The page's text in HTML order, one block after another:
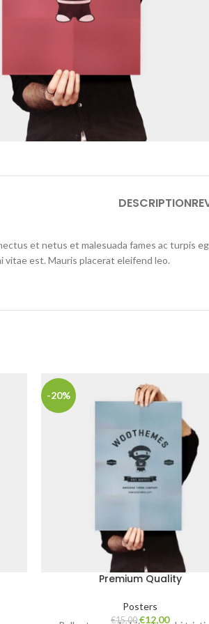
DESCRIPTION
et netus et malesuada fames ac turpis
vitae est. Mauris placerat eleifend leo.
-20%
Premium Quality
Posters
€15,00 €12,00